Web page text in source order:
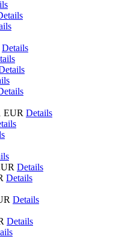
Details
EUR Details
Details
Details
Details
Details